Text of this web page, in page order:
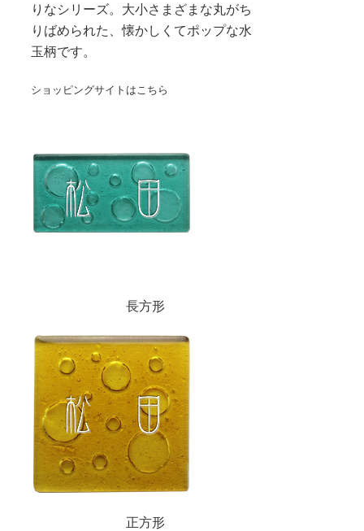
りなシリーズ。大小さまざまな丸がち
りばめられた、懐かしくてポップな水
玉柄です。
ショッピングサイトはこちら
長方形
正方形